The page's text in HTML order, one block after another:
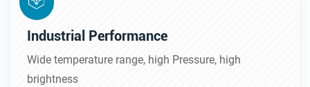
Industrial Performance
Wide temperature range, high Pressure, high
brightness